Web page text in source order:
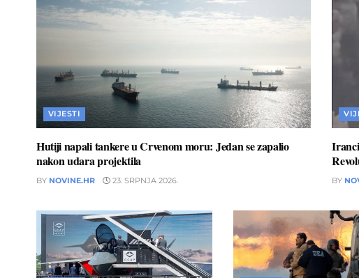
VIJESTI
Hutiji napali tankere u Crvenom moru: Jedan se zapalio
nakon udara projektila
BY NOVINE.HR 23. SRPNJA 2026. BY